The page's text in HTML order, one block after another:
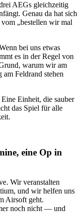
AEGs gleichzeitig
Genau da hat sich
„bestellen wir mal
bei uns etwas
es in der Regel von
warum wir am
am Feldrand stehen
Einheit, die sauber
das Spiel für alle
eine Op in
Wir veranstalten
und wir helfen uns
Airsoft geht.
noch nicht — und